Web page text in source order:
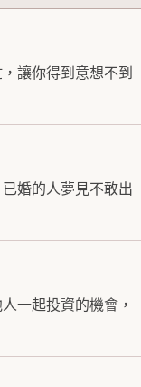
讓你得到意想不到
婚的人夢見不敢出
一起投資的機會，